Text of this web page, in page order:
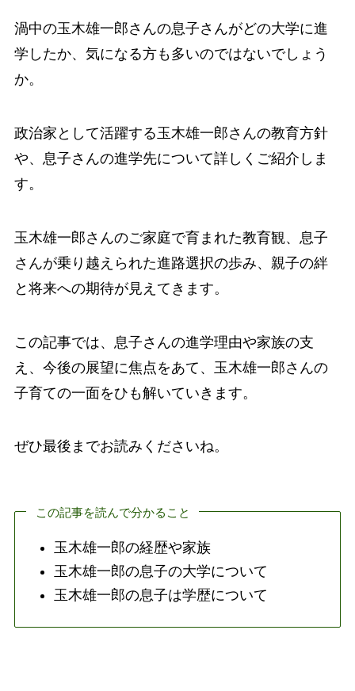
渦中の玉木雄一郎さんの息子さんがどの大学に進
学したか、気になる方も多いのではないでしょう
か。
政治家として活躍する玉木雄一郎さんの教育方針
や、息子さんの進学先について詳しくご紹介しま
す。
玉木雄一郎さんのご家庭で育まれた教育観、息子
さんが乗り越えられた進路選択の歩み、親子の絆
と将来への期待が見えてきます。
この記事では、息子さんの進学理由や家族の支
え、今後の展望に焦点をあて、玉木雄一郎さんの
子育ての一面をひも解いていきます。
ぜひ最後までお読みくださいね。
この記事を読んで分かること
玉木雄一郎の経歴や家族
玉木雄一郎の息子の大学について
玉木雄一郎の息子は学歴について